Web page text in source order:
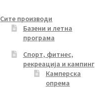
Сите производи
Базени и летна
програма
Спорт, фитнес,
рекреација и кампинг
Камперска
опрема